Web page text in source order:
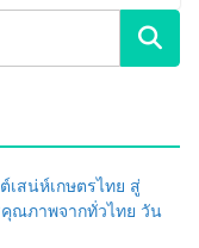
เสน่ห์เกษตรไทย สู่
ณภาพจากทั่วไทย วัน